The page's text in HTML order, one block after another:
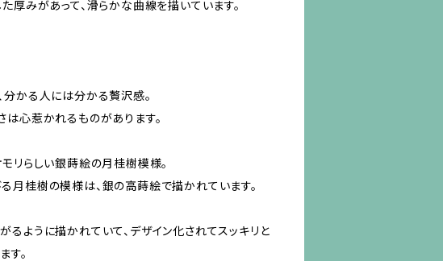
厚みがあって、滑らかな曲線を描いています。
分かる人には分かる贅沢感。
心惹かれるものがあります。
リらしい銀蒔絵の月桂樹模様。
月桂樹の模様は、銀の高蒔絵で描かれています。
ように描かれていて、デザイン化されてスッキリと
す。